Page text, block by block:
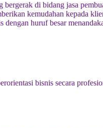
di bidang jasa
kemudahan kepada
huruf besar
bisnis secara